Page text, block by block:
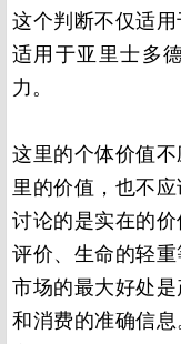
这个判断不仅适
适用于亚里士多
力。
这里的个体价值
里的价值，也不
讨论的是实在的
评价、生命的轻重
市场的最大好处
和消费的准确信